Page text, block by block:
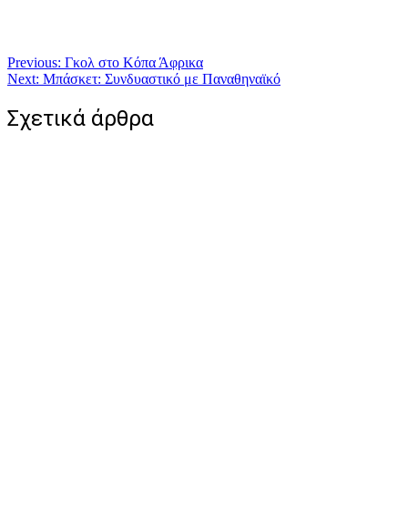
Πλοήγηση
άρθρων
Previous: Γκολ στο Κόπα Άφρικα
Next: Μπάσκετ: Συνδυαστικό με Παναθηναϊκό
Σχετικά άρθρα